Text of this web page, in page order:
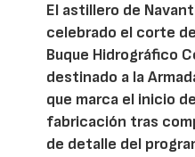
El astillero de
celebrado el corte
Buque Hidrográfico
destinado a la
que marca el inicio
fabricación tras
de detalle del